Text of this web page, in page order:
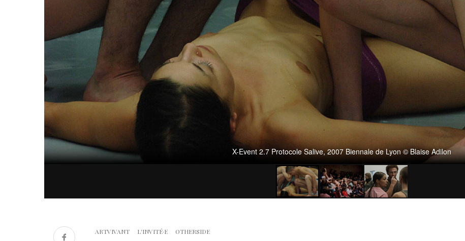
X-Event 2.7 Protocole Salive, 2007 Biennale de Lyon © Blaise Adilon
ARTVIVANT L'INVITÉ·E OTHERSIDE